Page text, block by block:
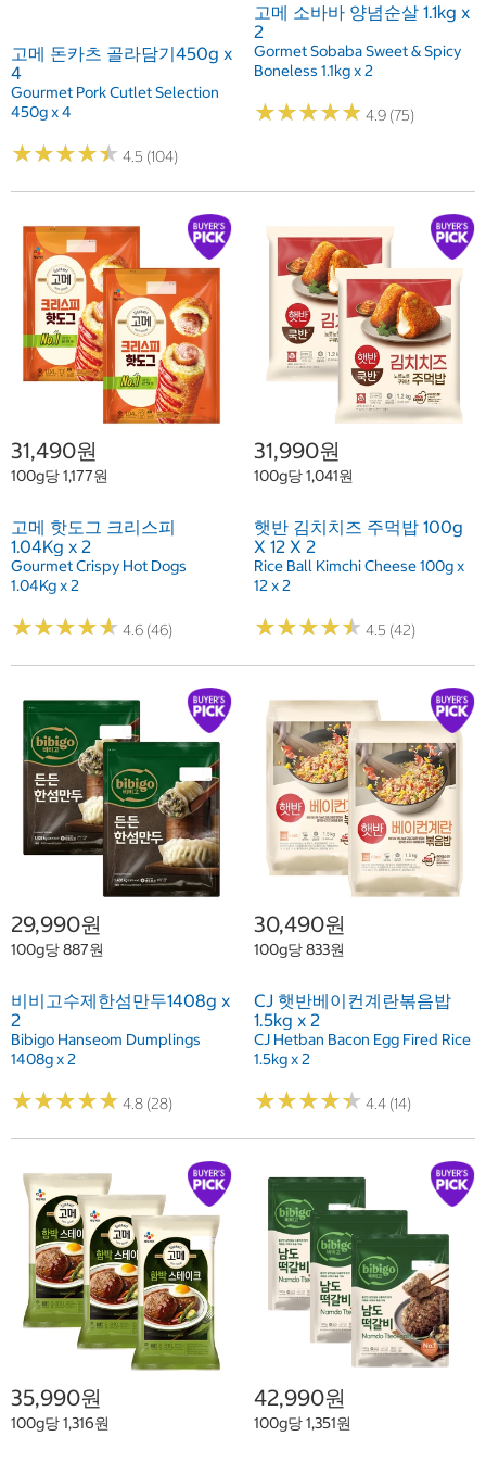
고메 돈카츠 골라담기450g x
4
Gourmet Pork Cutlet Selection
450g x 4
★★★★★
★★★★★ 4.5 (104)
고메 소바바 양념순살 1.1kg x
2
Gormet Sobaba Sweet & Spicy
Boneless 1.1kg x 2
★★★★★
★★★★★ 4.9 (75)
31,490원
100g당 1,177원
고메 핫도그 크리스피
1.04Kg x 2
Gourmet Crispy Hot Dogs
1.04Kg x 2
★★★★★
★★★★★ 4.6 (46)
31,990원
100g당 1,041원
햇반 김치치즈 주먹밥 100g
X 12 X 2
Rice Ball Kimchi Cheese 100g x
12 x 2
★★★★★
★★★★★ 4.5 (42)
29,990원
100g당 887원
비비고수제한섬만두1408g x
2
Bibigo Hanseom Dumplings
1408g x 2
★★★★★
★★★★★ 4.8 (28)
30,490원
100g당 833원
CJ 햇반베이컨계란볶음밥
1.5kg x 2
CJ Hetban Bacon Egg Fired Rice
1.5kg x 2
★★★★★
★★★★★ 4.4 (14)
35,990원
100g당 1,316원
42,990원
100g당 1,351원